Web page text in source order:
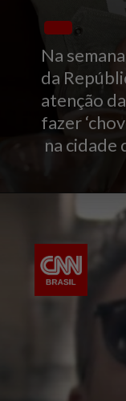
Na
da
atenção
fazer
na cidade